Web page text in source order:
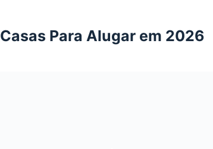
conteúdo
Casas Para Alugar em 2026